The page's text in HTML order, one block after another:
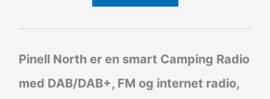
Pinell North er en smart Camping Radio
med DAB/DAB+, FM og internet radio,